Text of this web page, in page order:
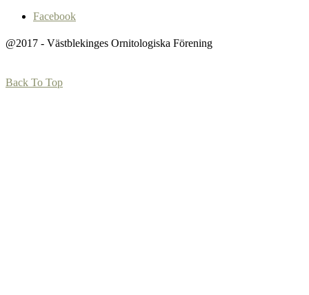
Facebook
@2017 - Västblekinges Ornitologiska Förening
Back To Top